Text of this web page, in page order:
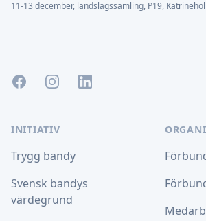
11-13 december, landslagssamling, P19,
FacebookInstagramLinkedIn
INITIATIV
Trygg bandy
Svensk bandys
värdegrund